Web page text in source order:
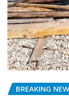
BREAKING